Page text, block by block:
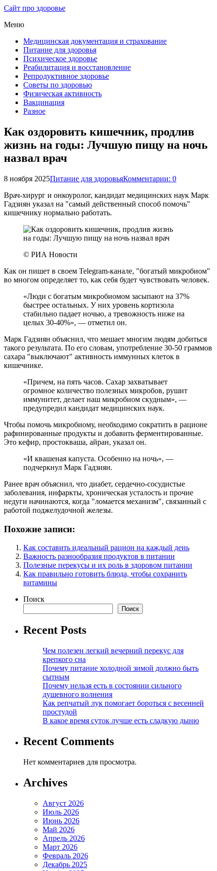
Сайт про здоровье
Меню
Медицинская документация и страхование
Питание для здоровья
Психическое здоровье
Реабилитация и восстановление
Репродуктивное здоровье
Советы по здоровью
Физическая активность
Вакцинация
Разное
Как оздоровить кишечник, продлив
жизнь на годы: Лучшую пищу на ночь
назвал врач
8 ноября 2025Питание для здоровьяКомментарии: 0
Врач-хирург и онкоуролог, кандидат медицинских наук Марк
Гадзиян указал на "самый действенный способ помочь"
кишечнику нормально работать.
© РИА Новости
Как он пишет в своем Telegram-канале, "богатый микробиом"
во многом определяет то, как себя будет чувствовать человек.
«Люди с богатым микробиомом засыпают на 37%
быстрее остальных. У них уровень кортизола
стабильно падает ночью, а тревожность ниже на
целых 30-40%», — отметил он.
Марк Гадзиян объяснил, что мешает многим людям добиться
такого результата. По его словам, употребление 30-50 граммов
сахара "выключают" активность иммунных клеток в
кишечнике.
«Причем, на пять часов. Сахар захватывает
огромное количество полезных микробов, рушит
иммунитет, делает наш микробиом скудным», —
предупредил кандидат медицинских наук.
Чтобы помочь микробиому, необходимо сократить в рационе
рафинированные продукты и добавить ферментированные.
Это кефир, простокваша, айран, указал он.
«И квашеная капуста. Особенно на ночь», —
подчеркнул Марк Гадзиян.
Ранее врач объяснил, что диабет, сердечно-сосудистые
заболевания, инфаркты, хроническая усталость и прочие
недуги начинаются, когда "ломается механизм", связанный с
работой поджелудочной железы.
Похожие записи:
Как составить идеальный рацион на каждый день
Важность разнообразия продуктов в питании
Полезные перекусы и их роль в здоровом питании
Как правильно готовить блюда, чтобы сохранить
витамины
Поиск
Поиск
Recent Posts
Чем полезен легкий вечерний перекус для
крепкого сна
Почему питание холодной зимой должно быть
сытным
Почему нельзя есть в состоянии сильного
душевного волнения
Как репчатый лук помогает бороться с весенней
простудой
В какое время суток лучше есть сладкую дыню
Recent Comments
Нет комментариев для просмотра.
Archives
Август 2026
Июль 2026
Июнь 2026
Май 2026
Апрель 2026
Март 2026
Февраль 2026
Декабрь 2025